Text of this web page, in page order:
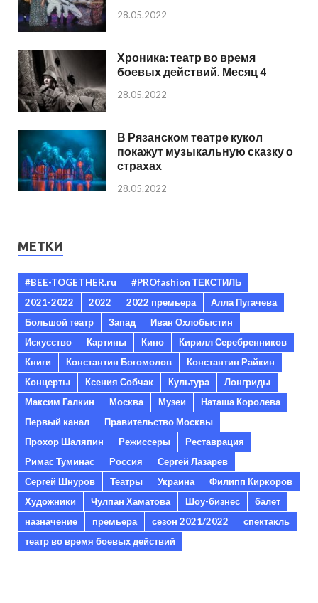
28.05.2022
Хроника: театр во время
боевых действий. Месяц 4
28.05.2022
В Рязанском театре кукол
покажут музыкальную сказку о
страхах
28.05.2022
МЕТКИ
#BEE-TOGETHER.ru
#PROfashion ТЕКСТИЛЬ
2021-2022
2022 2022 премьера
Алла Пугачева
Большой театр
Запад
Иван Охлобыстин
Искусство
Картины Кино
Кирилл Серебренников
Книги
Константин Богомолов
Константин Райкин
Концерты
Ксения Собчак Культура
Лонгриды
Максим Галкин
Москва Музеи
Наташа Королева
Первый канал
Правительство Москвы
Прохор Шаляпин
Режиссеры
Реставрация
Римас Туминас
Россия
Сергей Лазарев
Сергей Шнуров
Театры Украина
Филипп Киркоров
Художники
Чулпан Хаматова Шоу-бизнес
балет
назначение
премьера сезон 2021/2022
спектакль
театр во время боевых действий